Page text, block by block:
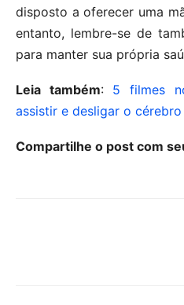
disposto a oferecer uma
entanto, lembre-se de
para manter sua própria
Leia também: 5 filmes
assistir e desligar o
Compartilhe o post com